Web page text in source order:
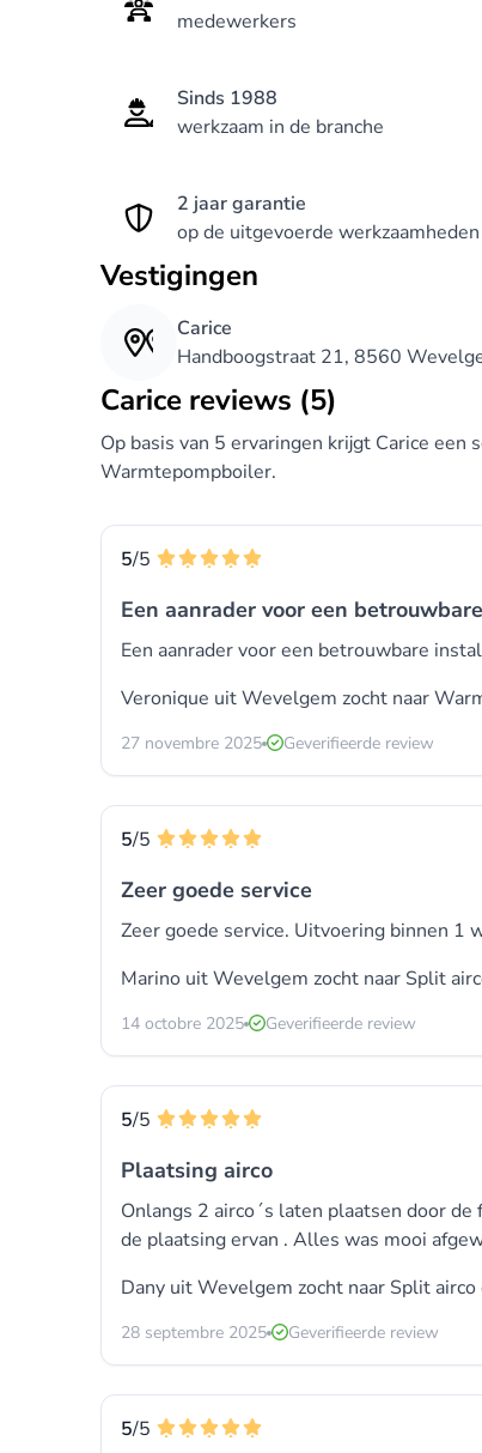
medewerkers
Sinds 1988
werkzaam in de branche
2 jaar garantie
op de uitgevoerde werkzaamheden
Vestigingen
Carice
Handboogstraat 21, 8560
Carice reviews (5)
Op basis van 5 ervaringen krijgt Carice
Warmtepompboiler.
5/5
Een aanrader voor een
Een aanrader voor een betrouwbare
Veronique uit Wevelgem zocht naar
27 novembre 2025 Geverifieerde review
5/5
Zeer goede service
Zeer goede service. Uitvoering binnen 1
Marino uit Wevelgem zocht naar Split
14 octobre 2025 Geverifieerde review
5/5
Plaatsing airco
Onlangs 2 airco´s laten plaatsen door
de plaatsing ervan . Alles was mooi
Dany uit Wevelgem zocht naar Split airco
28 septembre 2025 Geverifieerde review
5/5